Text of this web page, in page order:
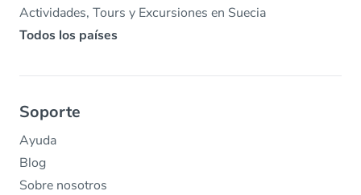
Actividades, Tours y Excursiones en Suecia
Todos los países
Soporte
Ayuda
Blog
Sobre nosotros